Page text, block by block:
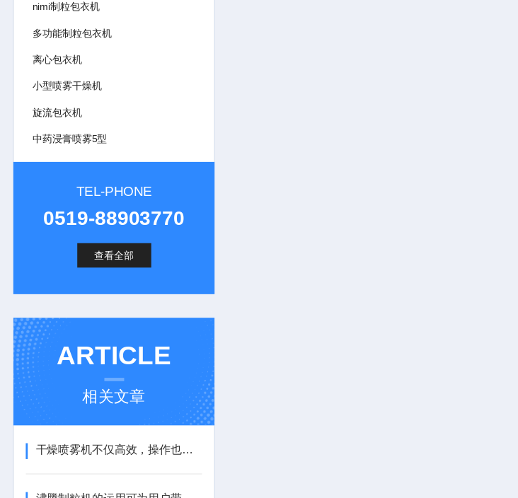
nimi制粒包衣机
多功能制粒包衣机
离心包衣机
小型喷雾干燥机
旋流包衣机
中药浸膏喷雾5型
TEL-PHONE
0519-88903770
查看全部
ARTICLE
相关文章
干燥喷雾机不仅高效，操作也非常便捷